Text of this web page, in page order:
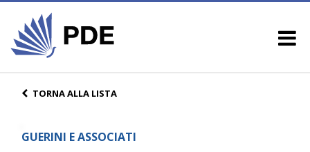
TORNA ALLA LISTA
GUERINI E ASSOCIATI